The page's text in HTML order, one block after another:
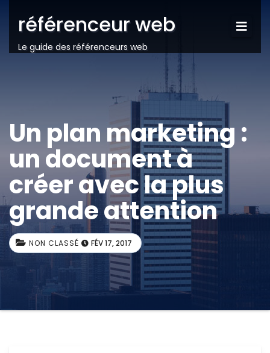
référenceur web
Le guide des référenceurs web
Un plan marketing :
un document à
créer avec la plus
grande attention
NON CLASSÉ FÉV 17, 2017